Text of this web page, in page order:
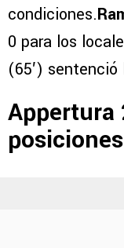
condiciones.
0 para los
(65′)
Appertura
posiciones